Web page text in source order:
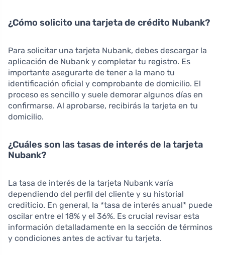
¿Cómo solicito una tarjeta de crédito Nubank?
Para solicitar una tarjeta Nubank, debes descargar la
aplicación de Nubank y completar tu registro. Es
importante asegurarte de tener a la mano tu
identificación oficial y comprobante de domicilio. El
proceso es sencillo y suele demorar algunos días en
confirmarse. Al aprobarse, recibirás la tarjeta en tu
domicilio.
¿Cuáles son las tasas de interés de la tarjeta
Nubank?
La tasa de interés de la tarjeta Nubank varía
dependiendo del perfil del cliente y su historial
crediticio. En general, la *tasa de interés anual* puede
oscilar entre el 18% y el 36%. Es crucial revisar esta
información detalladamente en la sección de términos
y condiciones antes de activar tu tarjeta.